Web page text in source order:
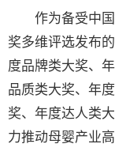
作为备受中国
奖多维评选发布
度品牌类大奖、
品质类大奖、年
奖、年度达人类
力推动母婴产业高